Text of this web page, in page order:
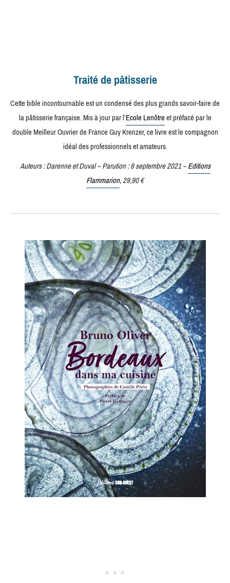
Traité de pâtisserie
Cette bible incontournable est un condensé des plus grands savoir-faire de
la pâtisserie française. Mis à jour par l’Ecole Lenôtreet préfacé par le
double Meilleur Ouvrier de France Guy Krenzer, ce livre est le compagnon
idéal des professionnels et amateurs.
Auteurs : Darenne et Duval – Parution : 8 septembre 2021 –Editions
Flammarion, 29,90 €